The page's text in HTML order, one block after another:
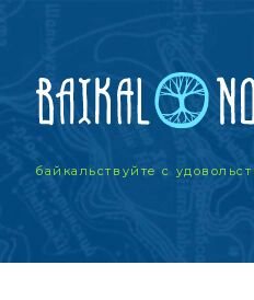
байкальствуйтес